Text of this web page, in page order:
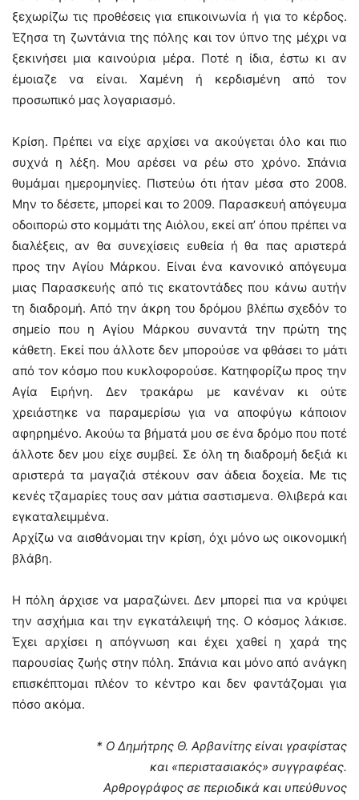
ξεχωρίζω τις προθέσεις για επικοινωνία ή για το κέρδος.
Έζησα τη ζωντάνια της πόλης και τον ύπνο της μέχρι να
ξεκινήσει μια καινούρια μέρα. Ποτέ η ίδια, έστω κι αν
έμοιαζε να είναι. Χαμένη ή κερδισμένη από τον
προσωπικό μας λογαριασμό.
Κρίση. Πρέπει να είχε αρχίσει να ακούγεται όλο και πιο
συχνά η λέξη. Μου αρέσει να ρέω στο χρόνο. Σπάνια
θυμάμαι ημερομηνίες. Πιστεύω ότι ήταν μέσα στο 2008.
Μην το δέσετε, μπορεί και το 2009. Παρασκευή απόγευμα
οδοιπορώ στο κομμάτι της Αιόλου, εκεί απ’ όπου πρέπει να
διαλέξεις, αν θα συνεχίσεις ευθεία ή θα πας αριστερά
προς την Αγίου Μάρκου. Είναι ένα κανονικό απόγευμα
μιας Παρασκευής από τις εκατοντάδες που κάνω αυτήν
τη διαδρομή. Από την άκρη του δρόμου βλέπω σχεδόν το
σημείο που η Αγίου Μάρκου συναντά την πρώτη της
κάθετη. Εκεί που άλλοτε δεν μπορούσε να φθάσει το μάτι
από τον κόσμο που κυκλοφορούσε. Κατηφορίζω προς την
Αγία Ειρήνη. Δεν τρακάρω με κανέναν κι ούτε
χρειάστηκε να παραμερίσω για να αποφύγω κάποιον
αφηρημένο. Ακούω τα βήματά μου σε ένα δρόμο που ποτέ
άλλοτε δεν μου είχε συμβεί. Σε όλη τη διαδρομή δεξιά κι
αριστερά τα μαγαζιά στέκουν σαν άδεια δοχεία. Με τις
κενές τζαμαρίες τους σαν μάτια σαστισμενα. Θλιβερά και
εγκαταλειμμένα.
Αρχίζω να αισθάνομαι την κρίση, όχι μόνο ως οικονομική
βλάβη.
Η πόλη άρχισε να μαραζώνει. Δεν μπορεί πια να κρύψει
την ασχήμια και την εγκατάλειψή της. Ο κόσμος λάκισε.
Έχει αρχίσει η απόγνωση και έχει χαθεί η χαρά της
παρουσίας ζωής στην πόλη. Σπάνια και μόνο από ανάγκη
επισκέπτομαι πλέον το κέντρο και δεν φαντάζομαι για
πόσο ακόμα.
* Ο Δημήτρης Θ. Αρβανίτης είναι γραφίστας
και «περιστασιακός» συγγραφέας.
Αρθρογράφος σε περιοδικά και υπεύθυνος